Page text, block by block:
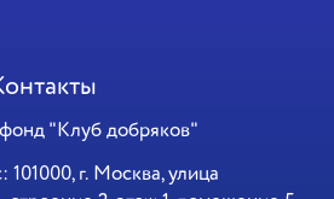
"Клуб добряков"
г. Москва, улица